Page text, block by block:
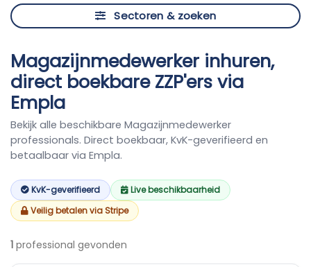
Sectoren & zoeken
Magazijnmedewerker inhuren,
direct boekbare ZZP'ers via
Empla
Bekijk alle beschikbare Magazijnmedewerker
professionals. Direct boekbaar, KvK-geverifieerd en
betaalbaar via Empla.
KvK-geverifieerd
Live beschikbaarheid
Veilig betalen via Stripe
1 professional gevonden